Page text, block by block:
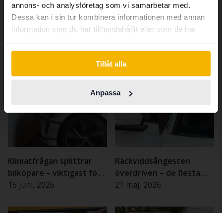
annons- och analysföretag som vi samarbetar med.
Dessa kan i sin tur kombinera informationen med annan
information som du har tillhandahållit eller som de har
Tillåt alla
Anpassa
Marknadskoll VISA ALLA
Klimatfrågan splittrar
bilköpare – viktigast för
kvinnor och äldre
15 juni, 2026
Räckviddsångesten
överdriven – de flesta
elbilsförare upplever
21 maj, 2026
Continue in Swedish
Switch to...